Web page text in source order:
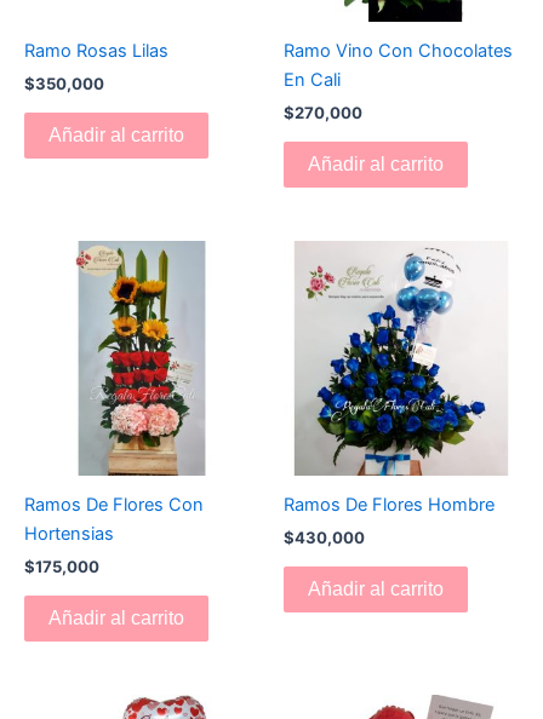
Ramo Rosas Lilas
$350,000
Añadir al carrito
Ramo Vino Con Chocolates
En Cali
$270,000
Añadir al carrito
Ramos De Flores Con
Hortensias
$175,000
Añadir al carrito
Ramos De Flores Hombre
$430,000
Añadir al carrito